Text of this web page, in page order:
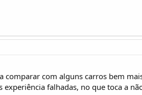
comparar com alguns carros bem
falhadas, no que toca a